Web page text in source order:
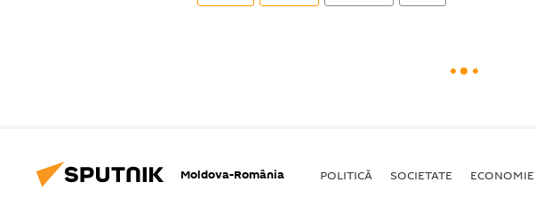
Moldova-România POLITICĂ SOCIETATE ECONOMIE